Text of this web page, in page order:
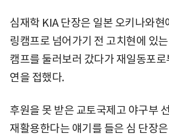
심재학 KIA 단장은 일본 오키나와
링캠프로 넘어가기 전 고치현에 있
캠프를 둘러보러 갔다가 재일동포
연을 접했다.
후원을 못 받은 교토국제고 야구부
재활용한다는 얘기를 들은 심 단장